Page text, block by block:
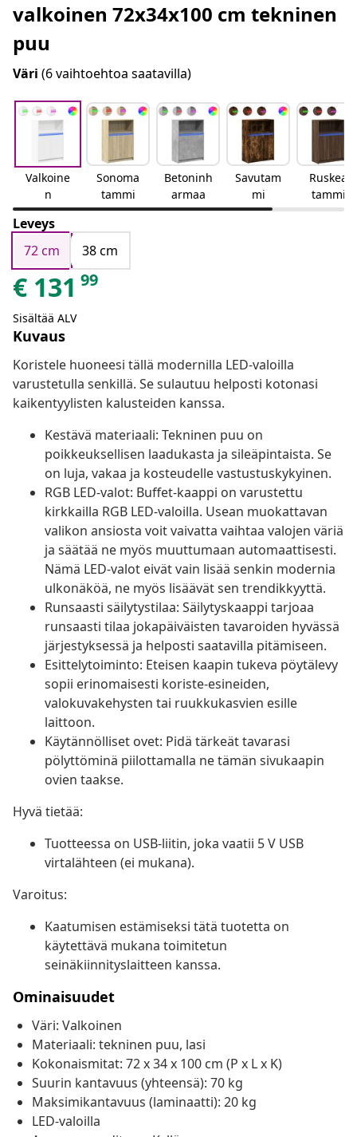
valkoinen 72x34x100 cm tekninen
puu
Väri (6 vaihtoehtoa saatavilla)
Valkoine
n
Sonoma
tammi
Betoninh
armaa
Savutam
mi
Ruskea
tammi
Leveys
72 cm
38 cm
€ 131 99
Sisältää ALV
Kuvaus
Koristele huoneesi tällä modernilla LED-valoilla
varustetulla senkillä. Se sulautuu helposti kotonasi
kaikentyylisten kalusteiden kanssa.
Kestävä materiaali: Tekninen puu on
poikkeuksellisen laadukasta ja sileäpintaista. Se
on luja, vakaa ja kosteudelle vastustuskykyinen.
RGB LED-valot: Buffet-kaappi on varustettu
kirkkailla RGB LED-valoilla. Usean muokattavan
valikon ansiosta voit vaivatta vaihtaa valojen väriä
ja säätää ne myös muuttumaan automaattisesti.
Nämä LED-valot eivät vain lisää senkin modernia
ulkonäköä, ne myös lisäävät sen trendikkyyttä.
Runsaasti säilytystilaa: Säilytyskaappi tarjoaa
runsaasti tilaa jokapäiväisten tavaroiden hyvässä
järjestyksessä ja helposti saatavilla pitämiseen.
Esittelytoiminto: Eteisen kaapin tukeva pöytälevy
sopii erinomaisesti koriste-esineiden,
valokuvakehysten tai ruukkukasvien esille
laittoon.
Käytännölliset ovet: Pidä tärkeät tavarasi
pölyttöminä piilottamalla ne tämän sivukaapin
ovien taakse.
Hyvä tietää:
Tuotteessa on USB-liitin, joka vaatii 5 V USB
virtalähteen (ei mukana).
Varoitus:
Kaatumisen estämiseksi tätä tuotetta on
käytettävä mukana toimitetun
seinäkiinnityslaitteen kanssa.
Ominaisuudet
Väri: Valkoinen
Materiaali: tekninen puu, lasi
Kokonaismitat: 72 x 34 x 100 cm (P x L x K)
Suurin kantavuus (yhteensä): 70 kg
Maksimikantavuus (laminaatti): 20 kg
LED-valoilla